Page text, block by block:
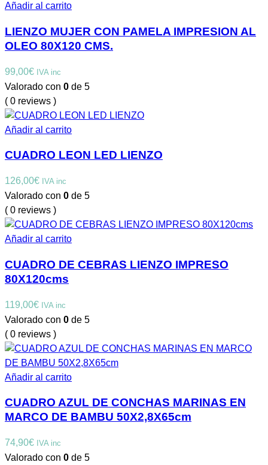
Añadir al carrito
LIENZO MUJER CON PAMELA IMPRESION AL
OLEO 80X120 CMS.
99,00€ IVA inc
Valorado con 0 de 5
( 0 reviews )
Añadir al carrito
CUADRO LEON LED LIENZO
126,00€ IVA inc
Valorado con 0 de 5
( 0 reviews )
Añadir al carrito
CUADRO DE CEBRAS LIENZO IMPRESO
80X120cms
119,00€ IVA inc
Valorado con 0 de 5
( 0 reviews )
Añadir al carrito
CUADRO AZUL DE CONCHAS MARINAS EN
MARCO DE BAMBU 50X2,8X65cm
74,90€ IVA inc
Valorado con 0 de 5